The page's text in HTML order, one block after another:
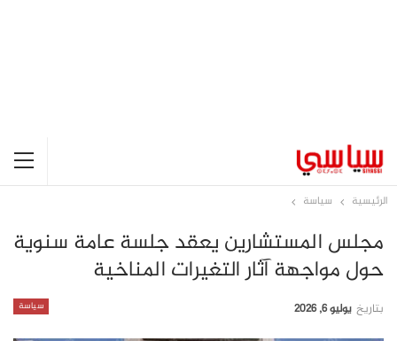
الرئيسية سياسة
مجلس المستشارين يعقد جلسة عامة سنوية
حول مواجهة آثار التغيرات المناخية
سياسة بتاريخ يوليو 6, 2026